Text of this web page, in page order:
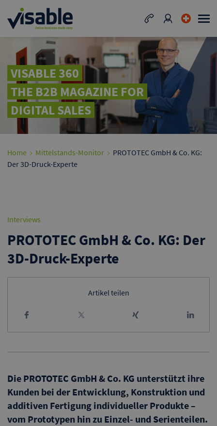
VISABLE 360
THE B2B MAGAZINE FOR
DIGITAL SALES
Home Mittelstands-Monitor
PROTOTEC GmbH & Co. KG:
Der 3D-Druck-Experte
Interviews
PROTOTEC GmbH & Co. KG: Der
3D-Druck-Experte
Artikel teilen
Die PROTOTEC GmbH & Co. KG unterstützt ihre
Kunden bei der Entwicklung, Konstruktion und
additiven Fertigung individueller Produkte –
vom Prototypen hin zu Einzel- und Serienteilen.